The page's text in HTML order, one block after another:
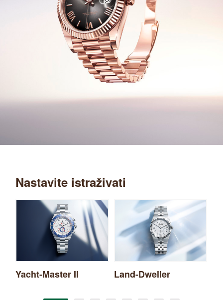
Nastavite istraživati
Yacht-Master II Land-Dweller